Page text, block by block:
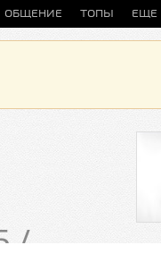
ОБЩЕНИЕ ТОПЫ ЕЩЕ
/